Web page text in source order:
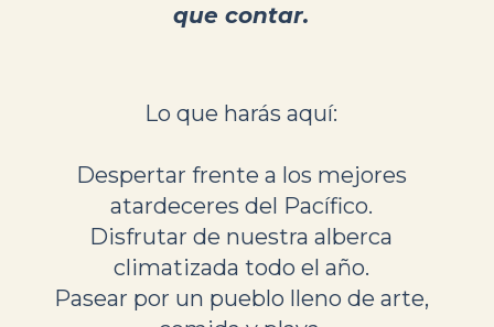
que contar.
Lo que harás aquí:
Despertar frente a los mejores
atardeceres del Pacífico.
Disfrutar de nuestra alberca
climatizada todo el año.
Pasear por un pueblo lleno de arte,